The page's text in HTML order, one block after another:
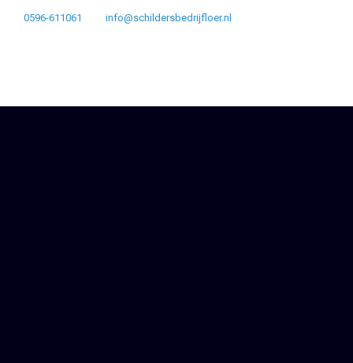
0596-611061 info@schildersbedrijfloer.nl